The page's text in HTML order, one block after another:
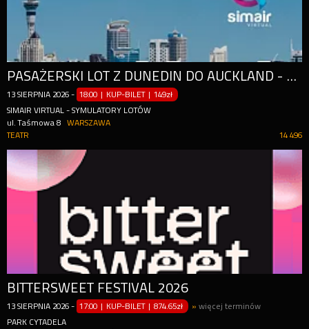
PASAŻERSKI LOT Z DUNEDIN DO AUCKLAND - KRAJOBRAZY NOWEJ ZELANDII
13 SIERPNIA 2026 - 18:00 | KUP-BILET |149zł
SIMAIR VIRTUAL - SYMULATORY LOTÓW
ul. Taśmowa 8
WARSZAWA
14 496
TEATR
BITTERSWEET FESTIVAL 2026
13 SIERPNIA 2026 - 17:00 | KUP-BILET |874.65zł »więcej terminów
PARK CYTADELA